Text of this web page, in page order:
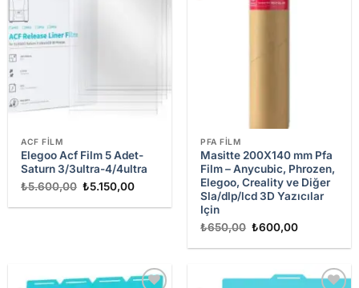
ACF FILM
Elegoo Acf Film 5 Adet-
Saturn 3/3ultra-4/4ultra
₺5.600,00 Orijinal
₺5.600,00.
₺5.150,00Şu
fiyat:
PFA FILM
Masitte 200X140 mm Pfa
Film – Anycubic, Phrozen,
Elegoo, Creality ve Diğer
Sla/dlp/lcd 3D Yazıcılar
Için
₺650,00 Orijinal
₺650,00.
₺600,00Şu
fiyat: